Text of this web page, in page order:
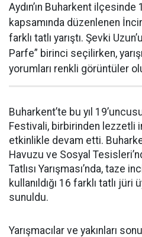
Aydın’ın Buharkent
kapsamında düzenlenen İncir
farklı tatlı yarıştı. Şevki
Parfe” birinci seçilirken,
yorumları renkli görüntüler
Buharkent’te bu yıl
Festivali, birbirinden lezzetli
etkinlikle devam etti.
Havuzu ve Sosyal
Tatlısı Yarışması’nda, taze
kullanıldığı 16 farklı tatlı
sunuldu.
Yarışmacılar ve yakınları